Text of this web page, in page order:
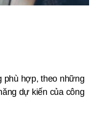
phù hợp, theo những
dự kiến của công